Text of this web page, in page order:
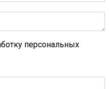
персональных